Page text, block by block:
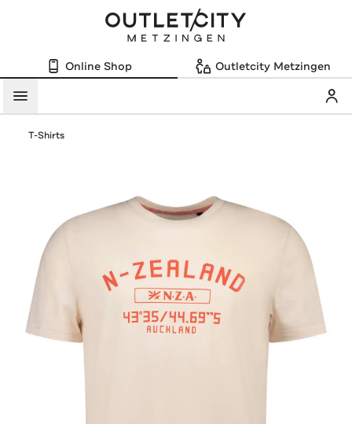
Online Shop Outletcity Metzingen
Menü
T-Shirts